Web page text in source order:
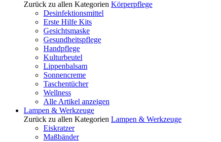
Zurück zu allen Kategorien Körperpflege
Desinfektionsmittel
Erste Hilfe Kits
Gesichtsmaske
Gesundheitspflege
Handpflege
Kulturbeutel
Lippenbalsam
Sonnencreme
Taschentücher
Wellness
Alle Artikel anzeigen
Lampen & Werkzeuge
Zurück zu allen Kategorien Lampen & Werkzeuge
Eiskratzer
Maßbänder